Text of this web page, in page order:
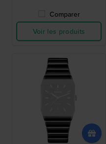
Comparer
Voir les produits